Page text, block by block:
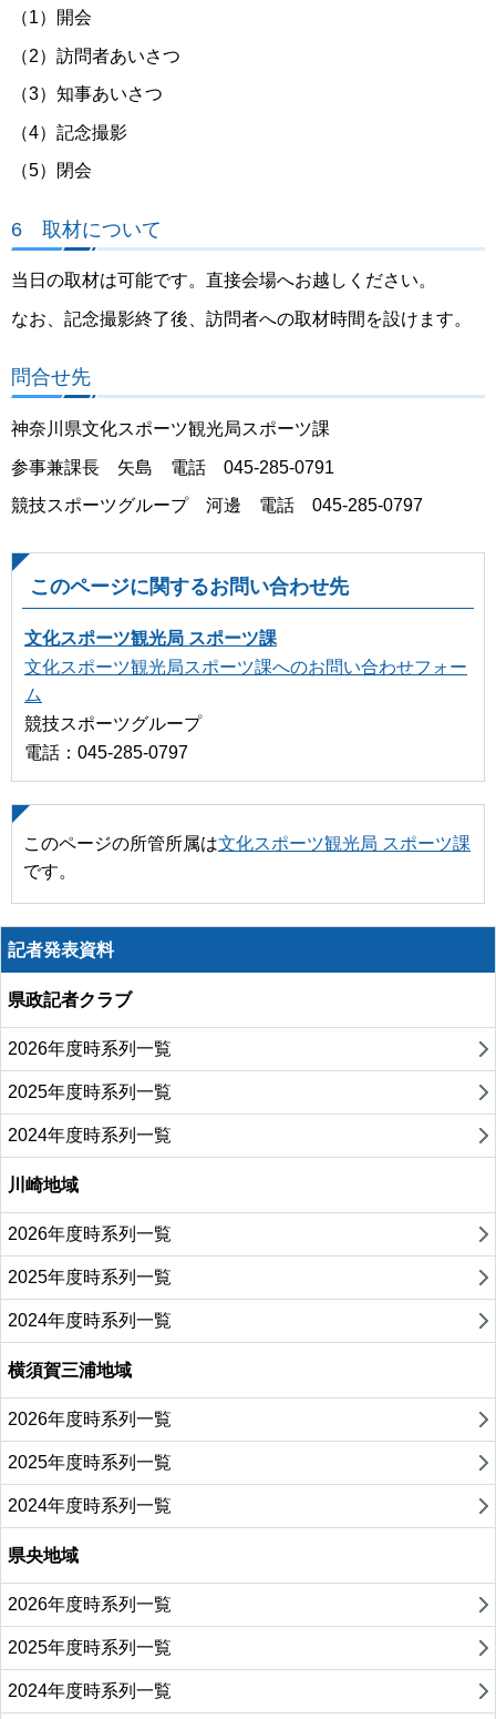
（1）開会
（2）訪問者あいさつ
（3）知事あいさつ
（4）記念撮影
（5）閉会
6 取材について
当日の取材は可能です。直接会場へお越しください。
なお、記念撮影終了後、訪問者への取材時間を設けます。
問合せ先
神奈川県文化スポーツ観光局スポーツ課
参事兼課長 矢島 電話 045-285-0791
競技スポーツグループ 河邊 電話 045-285-0797
このページに関するお問い合わせ先
文化スポーツ観光局 スポーツ課
文化スポーツ観光局スポーツ課へのお問い合わせフォー
ム
競技スポーツグループ
電話：045-285-0797
このページの所管所属は文化スポーツ観光局 スポーツ課
です。
記者発表資料
県政記者クラブ
2026年度時系列一覧
2025年度時系列一覧
2024年度時系列一覧
川崎地域
2026年度時系列一覧
2025年度時系列一覧
2024年度時系列一覧
横須賀三浦地域
2026年度時系列一覧
2025年度時系列一覧
2024年度時系列一覧
県央地域
2026年度時系列一覧
2025年度時系列一覧
2024年度時系列一覧